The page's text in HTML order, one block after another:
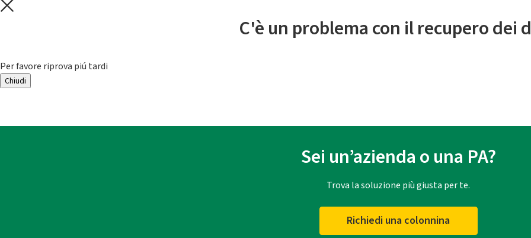
C'è un problema con il recupero dei
Per favore riprova piú tardi
Chiudi
Sei un’azienda o una PA?
Trova la soluzione più giusta per te.
Richiedi una colonnina